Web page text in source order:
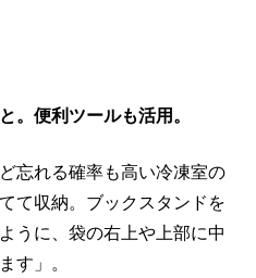
。便利ツールも活用。
忘れる確率も高い冷凍室の
て収納。ブックスタンドを
うに、袋の右上や上部に中
す」。